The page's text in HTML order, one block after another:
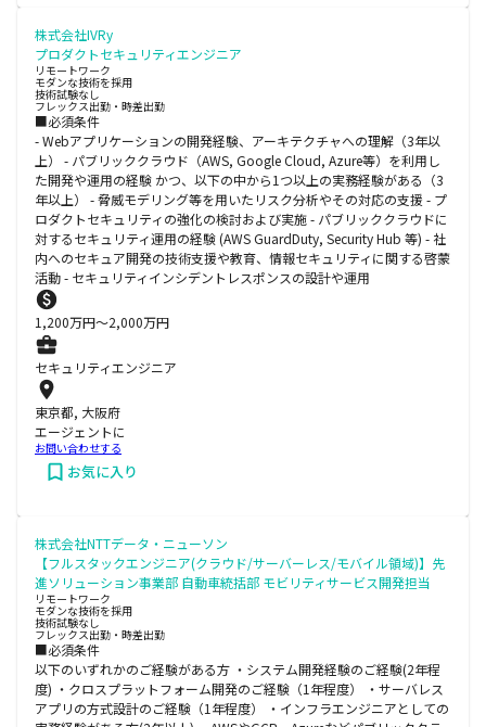
株式会社IVRy
プロダクトセキュリティエンジニア
リモートワーク
モダンな技術を採用
技術試験なし
フレックス出勤・時差出勤
■必須条件
- Webアプリケーションの開発経験、アーキテクチャへの理解（3年以
上） - パブリッククラウド（AWS, Google Cloud, Azure等）を利用し
た開発や運用の経験 かつ、以下の中から1つ以上の実務経験がある（3
年以上） - 脅威モデリング等を用いたリスク分析やその対応の支援 - プ
ロダクトセキュリティの強化の検討および実施 - パブリッククラウドに
対するセキュリティ運用の経験 (AWS GuardDuty, Security Hub 等) - 社
内へのセキュア開発の技術支援や教育、情報セキュリティに関する啓蒙
活動 - セキュリティインシデントレスポンスの設計や運用
1,200万円〜2,000万円
セキュリティエンジニア
東京都, 大阪府
エージェントに
お問い合わせする
お気に入り
株式会社NTTデータ・ニューソン
【フルスタックエンジニア(クラウド/サーバーレス/モバイル領域)】先
進ソリューション事業部 自動車統括部 モビリティサービス開発担当
リモートワーク
モダンな技術を採用
技術試験なし
フレックス出勤・時差出勤
■必須条件
以下のいずれかのご経験がある方 ・システム開発経験のご経験(2年程
度) ・クロスプラットフォーム開発のご経験（1年程度） ・サーバレス
アプリの方式設計のご経験（1年程度） ・インフラエンジニアとしての